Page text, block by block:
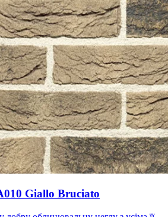
Giallo Bruciato